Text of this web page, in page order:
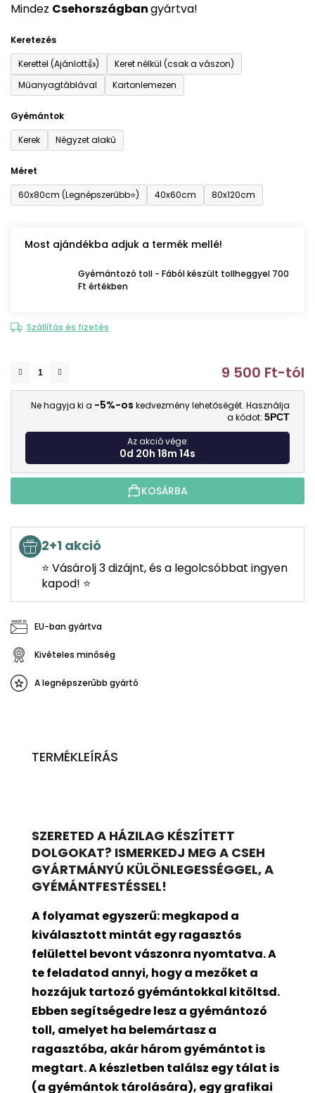
Mindez Csehországbangyártva!
Keretezés
Kerettel (Ajánlott👍)
Keret nélkül (csak a vászon)
Műanyagtáblával
Kartonlemezen
Gyémántok
Kerek
Négyzet alakú
Méret
60x80cm (Legnépszerűbb⭐)
40x60cm 80x120cm
Most ajándékba adjuk a termék mellé!
Gyémántozó toll - Fából készült tollheggyel 700
Ft értékben
Szállítás és fizetés
9 500 Ft-tól
Ne hagyja ki a -5%-os kedvezmény lehetőségét. Használja
a kódot: 5PCT
Az akció vége:
0d 20h 18m 13s
KOSÁRBA
2+1 akció
⭐ Vásárolj 3 dizájnt, és a legolcsóbbat ingyen
kapod! ⭐
EU-ban gyártva
Kivételes minőség
A legnépszerűbb gyártó
TERMÉKLEÍRÁS
SZERETED A HÁZILAG KÉSZÍTETT
DOLGOKAT? ISMERKEDJ MEG A CSEH
GYÁRTMÁNYÚ KÜLÖNLEGESSÉGGEL, A
GYÉMÁNTFESTÉSSEL!
A folyamat egyszerű: megkapod a
kiválasztott mintát egy ragasztós
felülettel bevontvászonra nyomtatva. A
te feladatod annyi, hogy a mezőket a
hozzájuk tartozó gyémántokkal kitöltsd.
Ebben segítségedre lesz a gyémántozó
toll, amelyet ha belemártasz a
ragasztóba, akár három gyémántot is
megtart. A készletben találsz egy tálat is
(a gyémántok tárolására), egy grafikai